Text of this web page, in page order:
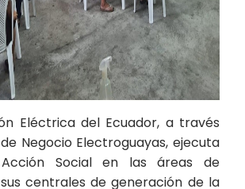
Eléctrica del Ecuador, a través
Negocio Electroguayas, ejecuta
Social en las áreas de
centrales de generación de la